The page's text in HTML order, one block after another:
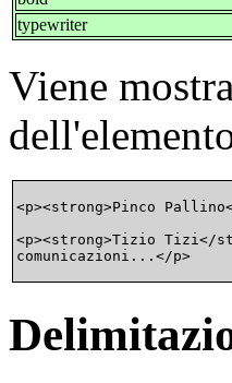
typewriter
Viene
<p><strong>Pinco
<p><strong>Tizio Tizi</